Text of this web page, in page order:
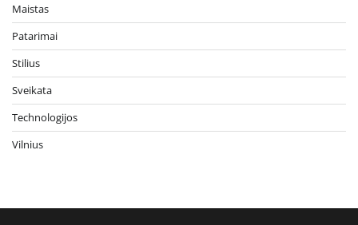
Maistas
Patarimai
Stilius
Sveikata
Technologijos
Vilnius